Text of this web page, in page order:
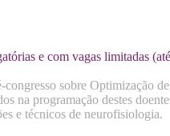
e com vagas limitadas
congresso sobre Optimização
na programação destes
e técnicos de neurofisiologia.